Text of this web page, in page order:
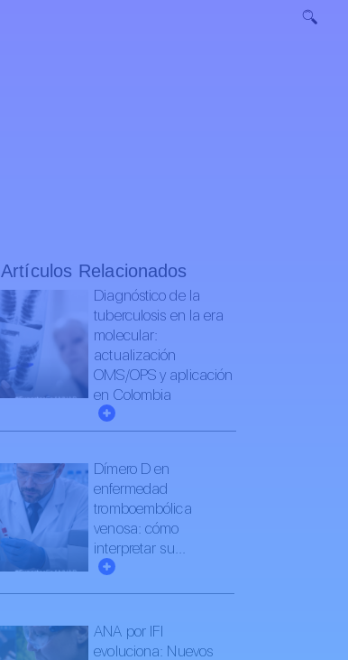
Artículos Relacionados
Diagnóstico de la
tuberculosis en la era
molecular:
actualización
OMS/OPS y aplicación
en Colombia
Dímero D en
enfermedad
tromboembólica
venosa: cómo
interpretar su...
ANA por IFI
evoluciona: Nuevos